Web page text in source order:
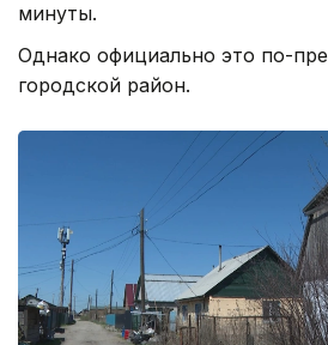
минуты.
Однако официально это по-
городской район.